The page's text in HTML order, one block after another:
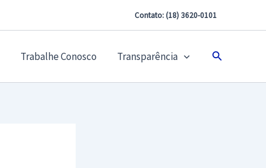
Contato: (18) 3620-0101
Trabalhe Conosco Transparência Pesquisar